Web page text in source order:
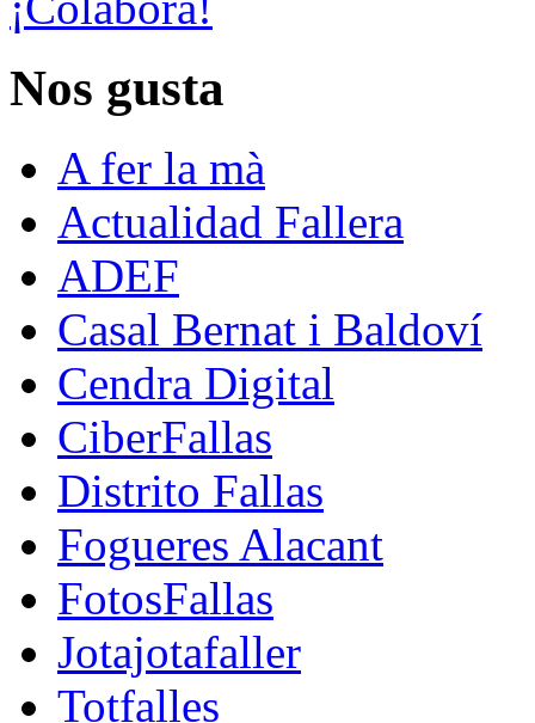
Nos gusta
A fer la mà
Actualidad Fallera
ADEF
Casal Bernat i Baldoví
Cendra Digital
CiberFallas
Distrito Fallas
Fogueres Alacant
FotosFallas
Jotajotafaller
Totfalles